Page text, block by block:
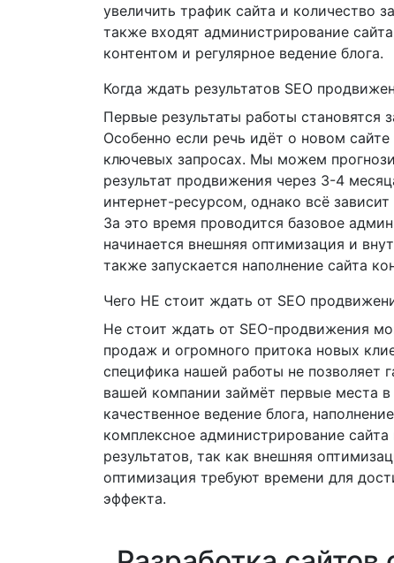
увеличить трафик сайта и количество
также входят администрирование
контентом и регулярное ведение блога.
Когда ждать результатов SEO
Первые результаты работы становятся
Особенно если речь идёт о новом
ключевых запросах. Мы можем
результат продвижения через 3-4
интернет-ресурсом, однако всё
За это время проводится базовое
начинается внешняя оптимизация и
также запускается наполнение сайта
Чего НЕ стоит ждать от SEO
Не стоит ждать от SEO-продвижения
продаж и огромного притока новых
специфика нашей работы не позволяет
вашей компании займёт первые места
качественное ведение блога,
комплексное администрирование
результатов, так как внешняя
оптимизация требуют времени для
эффекта.